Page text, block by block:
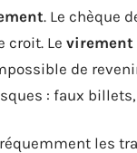
. Le chèque
croit. Le virement
de
: faux
les